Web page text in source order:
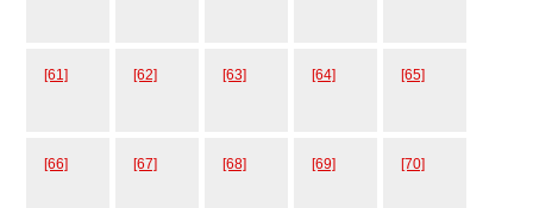
[61] [62] [63] [64] [65]
[66] [67] [68] [69] [70]